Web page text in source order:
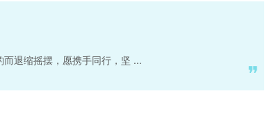
退缩摇摆，愿携手同行，坚 ...